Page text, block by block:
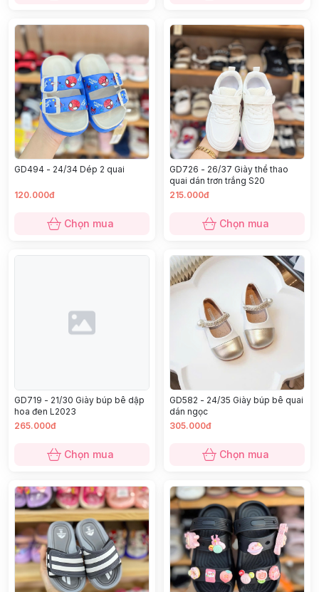
GD494 - 24/34 Dép 2 quai
120.000đ
Chọn mua
GD726 - 26/37 Giày thể thao
quai dán trơn trắng S20
215.000đ
Chọn mua
GD719 - 21/30 Giày búp bê dập
hoa đen L2023
265.000đ
Chọn mua
GD582 - 24/35 Giày búp bê quai
dán ngọc
305.000đ
Chọn mua